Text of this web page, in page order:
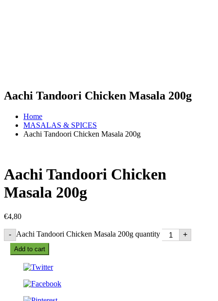
Aachi Tandoori Chicken Masala 200g
Home
MASALAS & SPICES
Aachi Tandoori Chicken Masala 200g
Aachi Tandoori Chicken
Masala 200g
€4,80
- Aachi Tandoori Chicken Masala 200g quantity +
Add to cart